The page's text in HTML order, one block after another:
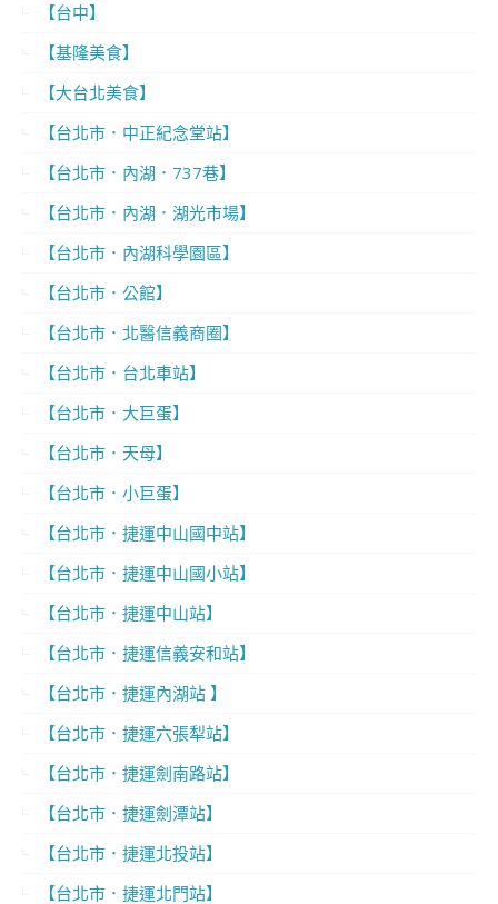
【台中】
【基隆美食】
【大台北美食】
【台北市．中正紀念堂站】
【台北市．內湖．737巷】
【台北市．內湖．湖光市場】
【台北市．內湖科學園區】
【台北市．公館】
【台北市．北醫信義商圈】
【台北市．台北車站】
【台北市．大巨蛋】
【台北市．天母】
【台北市．小巨蛋】
【台北市．捷運中山國中站】
【台北市．捷運中山國小站】
【台北市．捷運中山站】
【台北市．捷運信義安和站】
【台北市．捷運內湖站 】
【台北市．捷運六張犁站】
【台北市．捷運劍南路站】
【台北市．捷運劍潭站】
【台北市．捷運北投站】
【台北市．捷運北門站】